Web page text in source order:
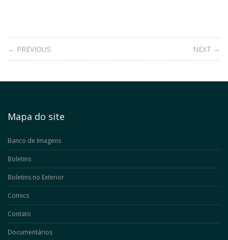
← PREVIOUS NEXT →
Mapa do site
Banco de Imagens
Boletins
Boletins no Exterior
Comics
Contato
Documentários